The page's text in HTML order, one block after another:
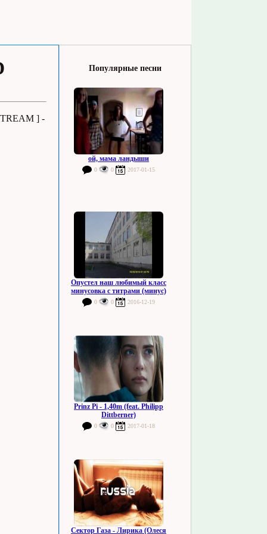
] -
Популярные песни
ой, мама ландыши
0 0 2017-01-15
Опустел наш любимый класс
минусовка с титрами (минус)
0 0 2016-12-19
Prinz Pi - 1,40m (feat. Philipp
Dittberner)
0 0 2017-01-18
Сектор Газа - Лирика (Олеся